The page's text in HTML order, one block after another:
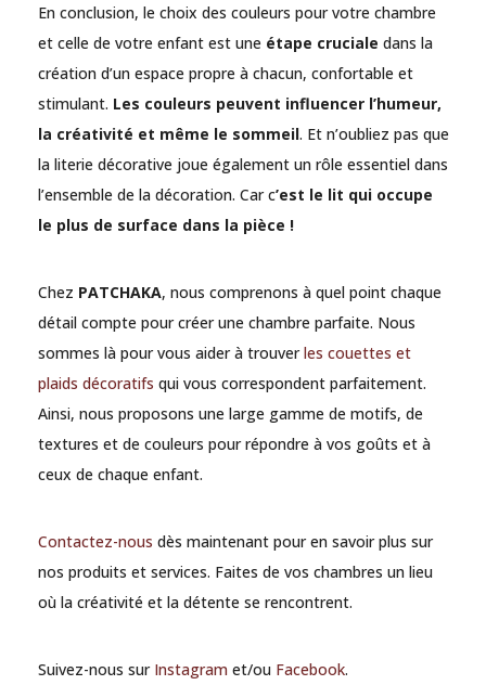
En conclusion, le choix des couleurs pour votre chambre
et celle de votre enfant est une étape cruciale dans la
création d’un espace propre à chacun, confortable et
stimulant. Les couleurs peuvent influencer l’humeur,
la créativité et même le sommeil. Et n’oubliez pas que
la literie décorative joue également un rôle essentiel dans
l’ensemble de la décoration. Car c’est le lit qui occupe
le plus de surface dans la pièce !
Chez PATCHAKA, nous comprenons à quel point chaque
détail compte pour créer une chambre parfaite. Nous
sommes là pour vous aider à trouverles couettes et
plaids décoratifs qui vous correspondent parfaitement.
Ainsi, nous proposons une large gamme de motifs, de
textures et de couleurs pour répondre à vos goûts et à
ceux de chaque enfant.
Contactez-nous dès maintenant pour en savoir plus sur
nos produits et services. Faites de vos chambres un lieu
où la créativité et la détente se rencontrent.
Suivez-nous sur Instagramet/ou Facebook.